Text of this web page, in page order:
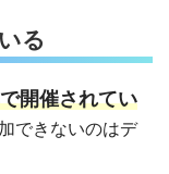
る
開催されてい
できないのはデ